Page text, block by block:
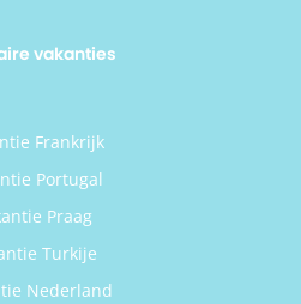
vakanties
Frankrijk
Portugal
Praag
Turkije
Nederland